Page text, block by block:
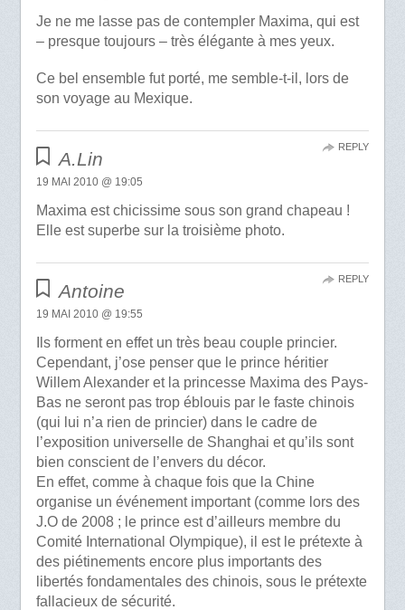
Je ne me lasse pas de contempler Maxima, qui est
– presque toujours – très élégante à mes yeux.
Ce bel ensemble fut porté, me semble-t-il, lors de
son voyage au Mexique.
A.Lin
19 MAI 2010 @ 19:05
Maxima est chicissime sous son grand chapeau !
Elle est superbe sur la troisième photo.
REPLY
Antoine
19 MAI 2010 @ 19:55
Ils forment en effet un très beau couple princier.
Cependant, j’ose penser que le prince héritier
Willem Alexander et la princesse Maxima des Pays-
Bas ne seront pas trop éblouis par le faste chinois
(qui lui n’a rien de princier) dans le cadre de
l’exposition universelle de Shanghai et qu’ils sont
bien conscient de l’envers du décor.
En effet, comme à chaque fois que la Chine
organise un événement important (comme lors des
J.O de 2008 ; le prince est d’ailleurs membre du
Comité International Olympique), il est le prétexte à
des piétinements encore plus importants des
libertés fondamentales des chinois, sous le prétexte
fallacieux de sécurité.
REPLY